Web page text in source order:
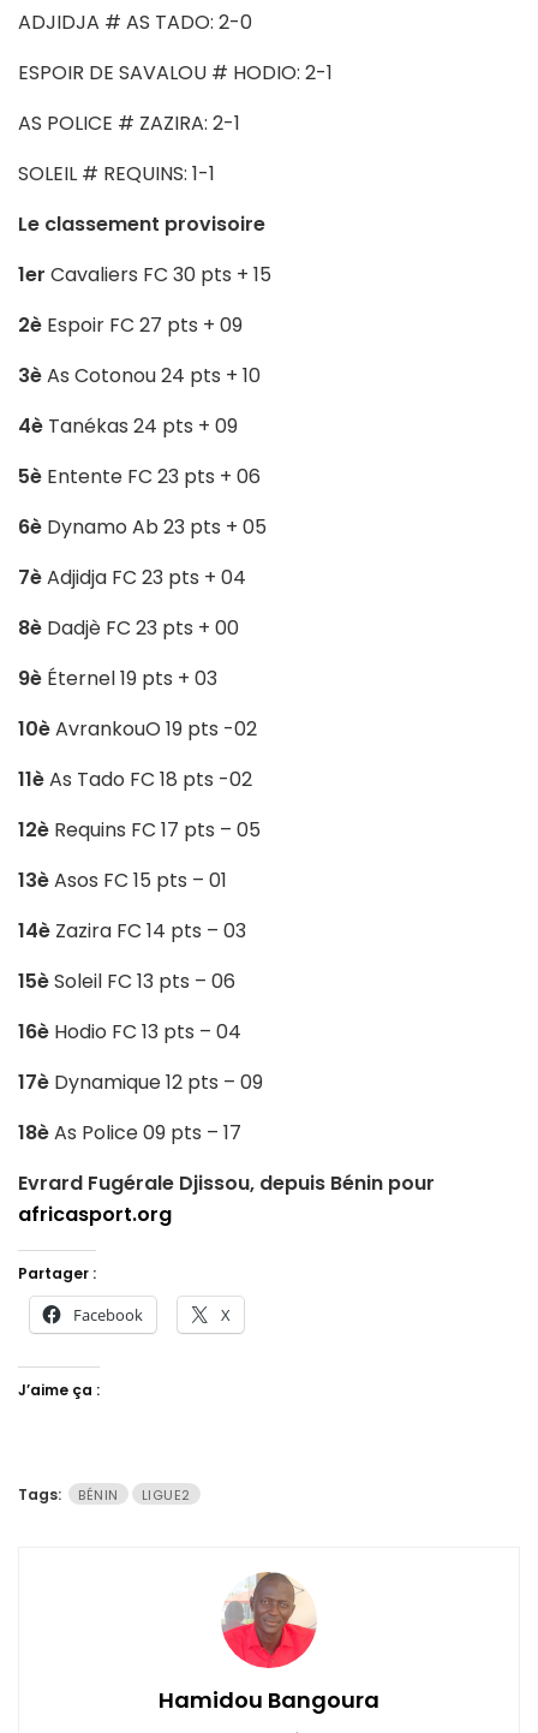
ADJIDJA # AS TADO: 2-0
ESPOIR DE SAVALOU # HODIO: 2-1
AS POLICE # ZAZIRA: 2-1
SOLEIL # REQUINS: 1-1
Le classement provisoire
1er Cavaliers FC 30 pts + 15
2è Espoir FC 27 pts + 09
3èAs Cotonou 24 pts + 10
4è Tanékas 24 pts + 09
5è Entente FC 23 pts + 06
6è Dynamo Ab 23 pts + 05
7èAdjidja FC 23 pts + 04
8è Dadjè FC 23 pts + 00
9è Éternel 19 pts + 03
10èAvrankouO 19 pts -02
11èAs Tado FC 18 pts -02
12è Requins FC 17 pts – 05
13èAsos FC 15 pts – 01
14è Zazira FC 14 pts – 03
15èSoleil FC 13 pts – 06
16è Hodio FC 13 pts – 04
17è Dynamique 12 pts – 09
18èAs Police 09 pts – 17
Evrard Fugérale Djissou, depuis Bénin pour
africasport.org
Partager :
Facebook X
J’aime ça :
Tags: BÉNIN LIGUE2
Hamidou Bangoura